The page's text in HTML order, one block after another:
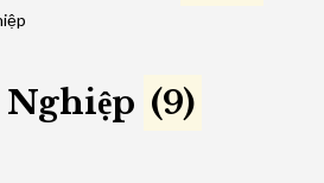
(9)